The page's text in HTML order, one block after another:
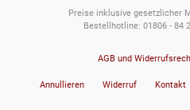
Preise inklusive gesetzlicher
Bestellhotline: 01806 - 84
AGB und
Annullieren Widerruf Kontakt